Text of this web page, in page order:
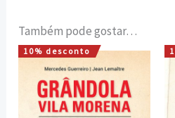
Também pode gostar…
10% desconto
O
preço
original
era:
8,00 €.
O
preço
atual
é:
7,20 €.